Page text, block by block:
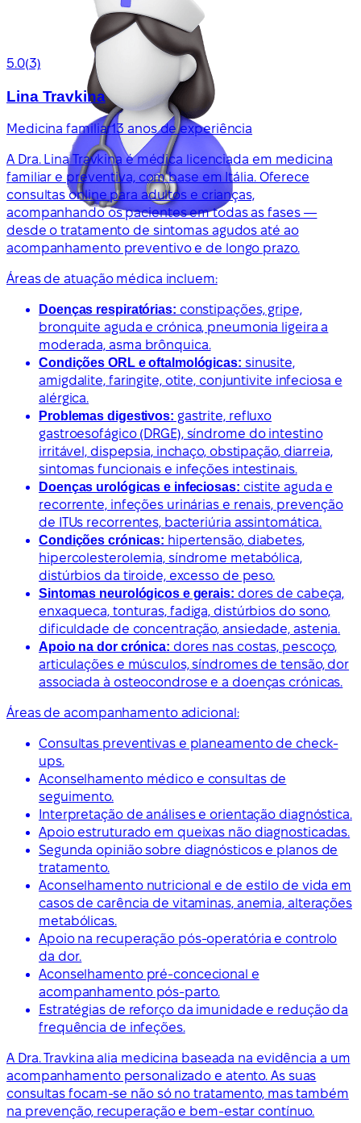
5.0(3)
Lina Travkina
Medicina familiar13 anos de experiência
A Dra. Lina Travkina é médica licenciada em medicina
familiar e preventiva, com base em Itália. Oferece
consultas online para adultos e crianças,
acompanhando os pacientes em todas as fases —
desde o tratamento de sintomas agudos até ao
acompanhamento preventivo e de longo prazo.
Áreas de atuação médica incluem:
Doenças respiratórias: constipações, gripe,
bronquite aguda e crónica, pneumonia ligeira a
moderada, asma brônquica.
Condições ORL e oftalmológicas: sinusite,
amigdalite, faringite, otite, conjuntivite infeciosa e
alérgica.
Problemas digestivos: gastrite, refluxo
gastroesofágico (DRGE), síndrome do intestino
irritável, dispepsia, inchaço, obstipação, diarreia,
sintomas funcionais e infeções intestinais.
Doenças urológicas e infeciosas: cistite aguda e
recorrente, infeções urinárias e renais, prevenção
de ITUs recorrentes, bacteriúria assintomática.
Condições crónicas: hipertensão, diabetes,
hipercolesterolemia, síndrome metabólica,
distúrbios da tiroide, excesso de peso.
Sintomas neurológicos e gerais: dores de cabeça,
enxaqueca, tonturas, fadiga, distúrbios do sono,
dificuldade de concentração, ansiedade, astenia.
Apoio na dor crónica: dores nas costas, pescoço,
articulações e músculos, síndromes de tensão, dor
associada à osteocondrose e a doenças crónicas.
Áreas de acompanhamento adicional:
Consultas preventivas e planeamento de check-
ups.
Aconselhamento médico e consultas de
seguimento.
Interpretação de análises e orientação diagnóstica.
Apoio estruturado em queixas não diagnosticadas.
Segunda opinião sobre diagnósticos e planos de
tratamento.
Aconselhamento nutricional e de estilo de vida em
casos de carência de vitaminas, anemia, alterações
metabólicas.
Apoio na recuperação pós-operatória e controlo
da dor.
Aconselhamento pré-concecional e
acompanhamento pós-parto.
Estratégias de reforço da imunidade e redução da
frequência de infeções.
A Dra. Travkina alia medicina baseada na evidência a um
acompanhamento personalizado e atento. As suas
consultas focam-se não só no tratamento, mas também
na prevenção, recuperação e bem-estar contínuo.